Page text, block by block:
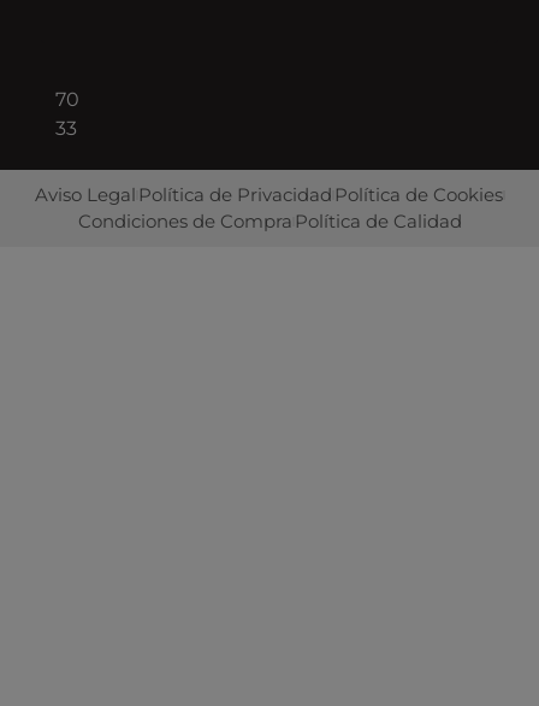
70
33
Aviso Legal Política de Privacidad Política de Cookies
Condiciones de Compra Política de Calidad